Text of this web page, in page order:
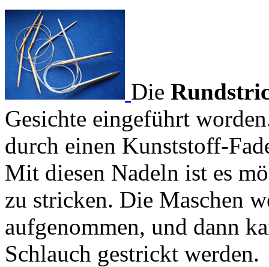
Die
Gesichte eingeführt
durch einen Kunststoff-
Mit diesen Nadeln ist es
zu stricken. Die Maschen
aufgenommen, und dann
Schlauch gestrickt werden.